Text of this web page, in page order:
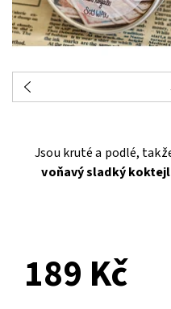
Jsou kruté a podlé,
voňavý sladký koktejl
189 Kč